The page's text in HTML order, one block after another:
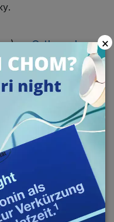
таOrthomol
комплекси, які
зі
і
негативні
фізичних та
енергійність та
кальцій,
В2, В6, В9,
цинк,
×